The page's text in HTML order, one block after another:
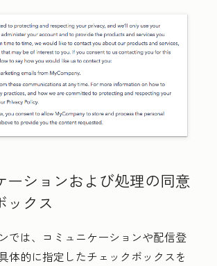
ーションおよび処理の同意
ックス
では、コミュニケーションや配信登
体的に指定したチェックボックスを